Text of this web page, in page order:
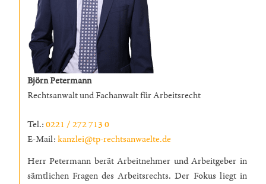
Björn Petermann
Rechtsanwalt und Fachanwalt für Arbeitsrecht
Tel.:0221 / 272 713 0
E-Mail:kanzlei@tp-rechtsanwaelte.de
Herr Petermann berät Arbeitnehmer und Arbeitgeber in
sämtlichen Fragen des Arbeitsrechts. Der Fokus liegt in